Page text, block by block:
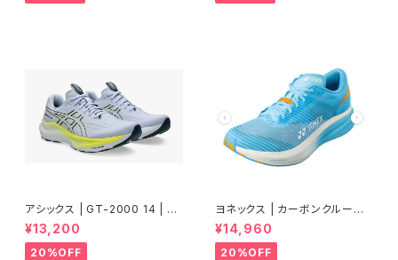
アシックス | GT-2000 14 | BL
UE FADE/TRANQUIL TEAL |
Men
¥13,200
20%OFF
ヨネックス | カーボンクルーズ
エアラス | セルリアンブルー |
Women
¥14,960
20%OFF